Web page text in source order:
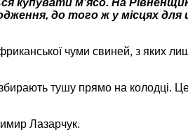
до того ж у місцях для
чуми свиней, з яких
тушу прямо на колодці.
Лазарчук.